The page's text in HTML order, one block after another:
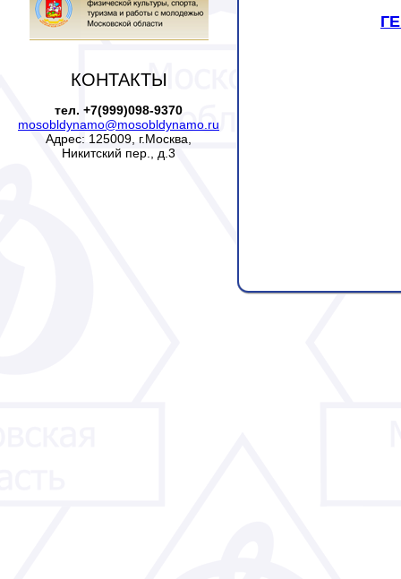
КОНТАКТЫ
тел. +7(999)098-9370
mosobldynamo@mosobldynamo.ru
Адрес: 125009, г.Москва,
Никитский пер., д.3